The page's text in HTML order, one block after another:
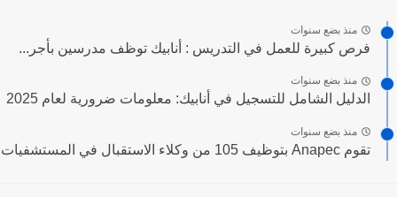
منذ بضع سنوات
فرص كبيرة للعمل في التدريس : أنابيك توظف مدرسين بأجر...
منذ بضع سنوات
الدليل الشامل للتسجيل في أنابيك: معلومات ضرورية لعام 2025
منذ بضع سنوات
تقوم Anapec بتوظيف 105 من وكلاء الاستقبال في المستشفيات